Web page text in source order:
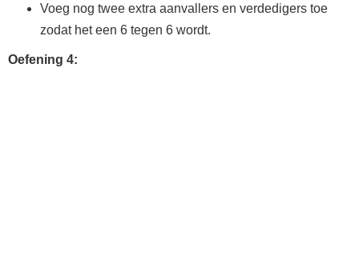
Voeg nog twee extra aanvallers en verdedigers toe
zodat het een 6 tegen 6 wordt.
Oefening 4: